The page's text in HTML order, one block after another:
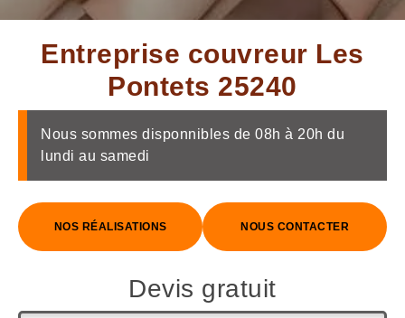
Entreprise couvreur Les
Pontets 25240
Nous sommes disponnibles de 08h à 20h du
lundi au samedi
NOS RÉALISATIONS NOUS CONTACTER
Devis gratuit